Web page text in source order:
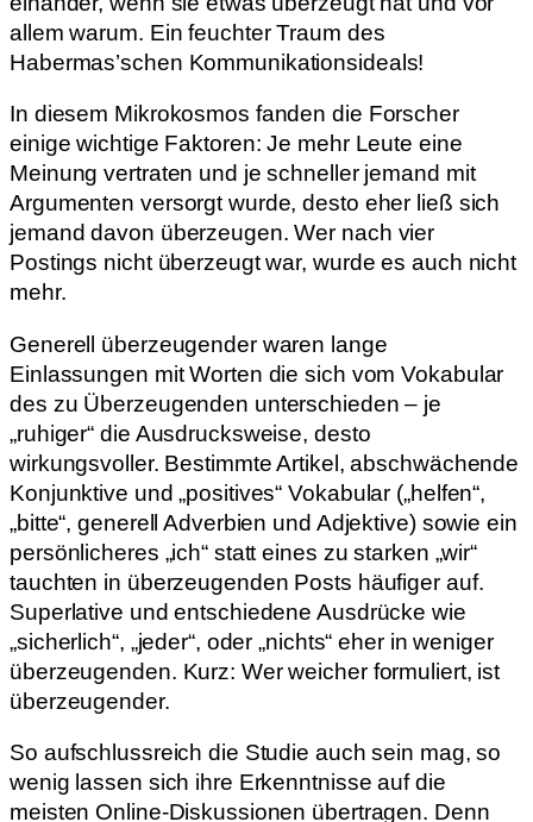
allem warum. Ein feuchter Traum des
Habermas’schen Kommunikationsideals!
In diesem Mikrokosmos fanden die Forscher
einige wichtige Faktoren: Je mehr Leute eine
Meinung vertraten und je schneller jemand mit
Argumenten versorgt wurde, desto eher ließ sich
jemand davon überzeugen. Wer nach vier
Postings nicht überzeugt war, wurde es auch nicht
mehr.
Generell überzeugender waren lange
Einlassungen mit Worten die sich vom Vokabular
des zu Überzeugenden unterschieden – je
„ruhiger“ die Ausdrucksweise, desto
wirkungsvoller. Bestimmte Artikel, abschwächende
Konjunktive und „positives“ Vokabular („helfen“,
„bitte“, generell Adverbien und Adjektive) sowie ein
persönlicheres „ich“ statt eines zu starken „wir“
tauchten in überzeugenden Posts häufiger auf.
Superlative und entschiedene Ausdrücke wie
„sicherlich“, „jeder“, oder „nichts“ eher in weniger
überzeugenden. Kurz: Wer weicher formuliert, ist
überzeugender.
So aufschlussreich die Studie auch sein mag, so
wenig lassen sich ihre Erkenntnisse auf die
meisten Online-Diskussionen übertragen. Denn